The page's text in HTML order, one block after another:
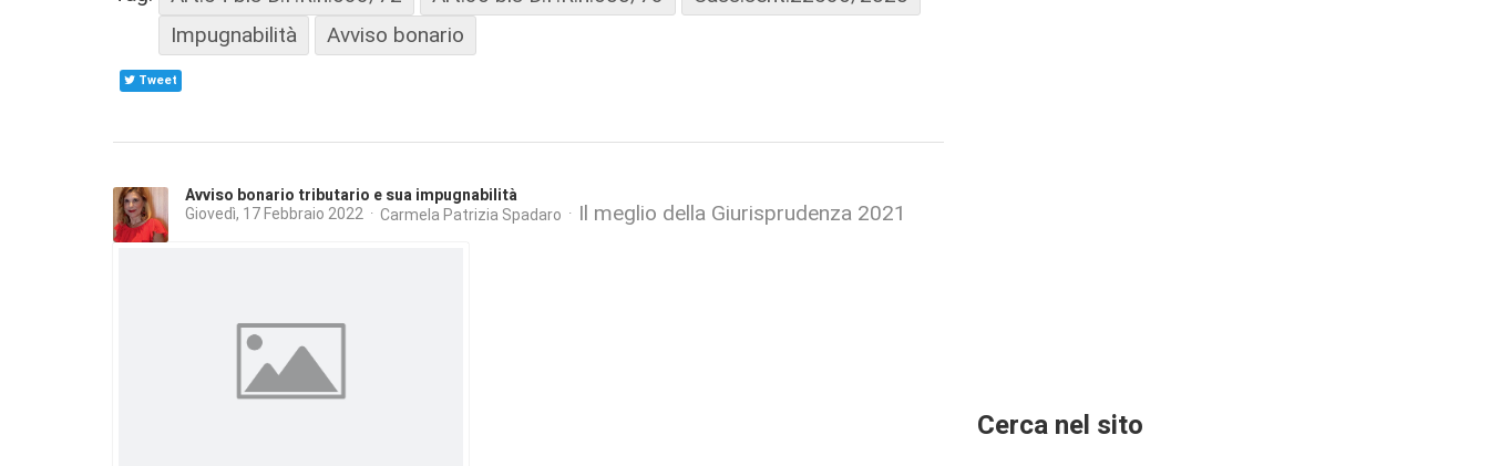
Impugnabilità
Avviso bonario
Tweet
Avviso bonario tributario e sua impugnabilità
Giovedì, 17 Febbraio 2022 Carmela Patrizia Spadaro Il meglio della Giurisprudenza 2021
Cerca nel sito